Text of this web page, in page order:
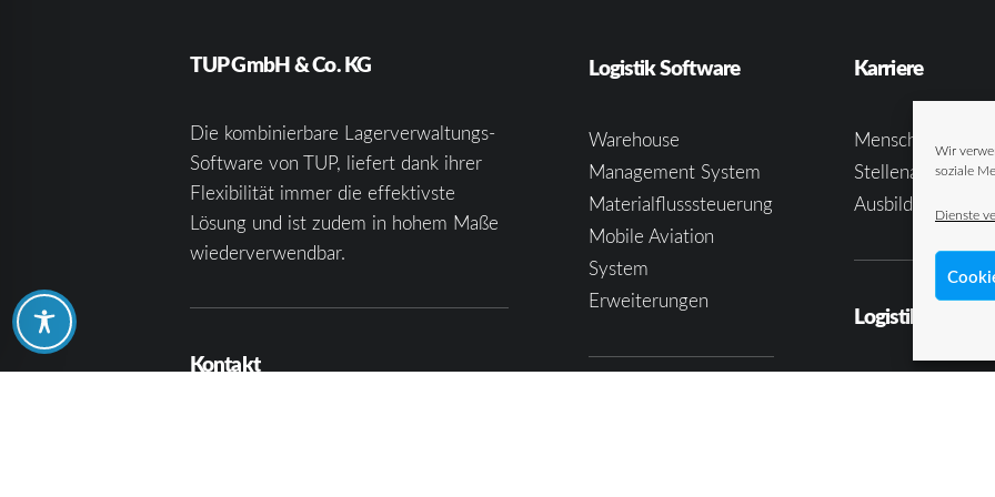
Wir
soziale
Dienste
TUP GmbH & Co. KG
Die kombinierbare Lagerverwaltungs-
Software von TUP, liefert dank ihrer
Flexibilität immer die effektivste
Lösung und ist zudem in hohem Maße
wiederverwendbar.
Kontakt
Logistik Software
Warehouse
Management System
Materialflusssteuerung
Mobile Aviation
System
Erweiterungen
Karriere
Menschen &
Stellenangebote
Ausbildung bei
Logistik